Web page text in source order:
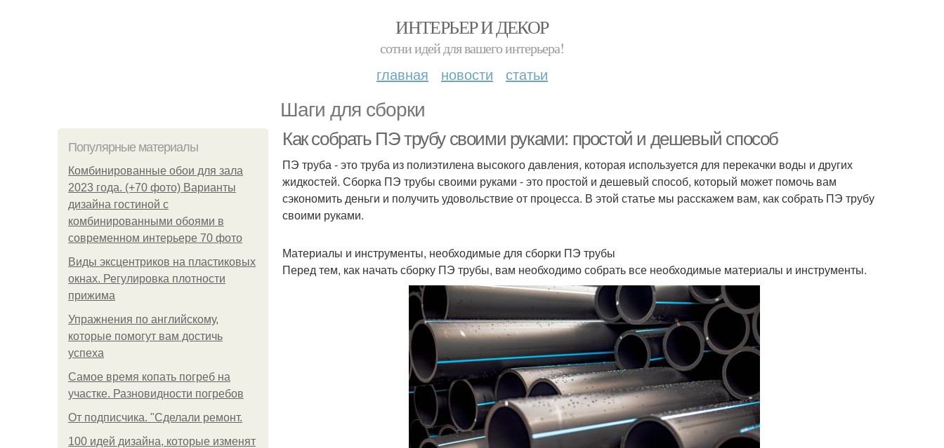
ИНТЕРЬЕР И ДЕКОР
сотни идей для вашего интерьера!
главная новости статьи
Шаги для сборки
Популярные материалы
Комбинированные обои для зала
2023 года. (+70 фото) Варианты
дизайна гостиной с
комбинированными обоями в
современном интерьере 70 фото
Виды эксцентриков на пластиковых
окнах. Регулировка плотности
прижима
Упражнения по английскому,
которые помогут вам достичь
успеха
Самое время копать погреб на
участке. Разновидности погребов
От подписчика. "Сделали ремонт.
100 идей дизайна, которые изменят
Как собрать ПЭ трубу своими руками: простой и дешевый способ
ПЭ труба - это труба из полиэтилена высокого давления, которая используется для перекачки воды и других
жидкостей. Сборка ПЭ трубы своими руками - это простой и дешевый способ, который может помочь вам
сэкономить деньги и получить удовольствие от процесса. В этой статье мы расскажем вам, как собрать ПЭ трубу
своими руками.
Материалы и инструменты, необходимые для сборки ПЭ трубы
Перед тем, как начать сборку ПЭ трубы, вам необходимо собрать все необходимые материалы и инструменты.